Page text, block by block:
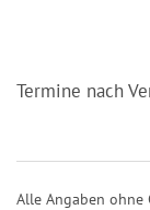
Termine nach
Alle Angaben ohne